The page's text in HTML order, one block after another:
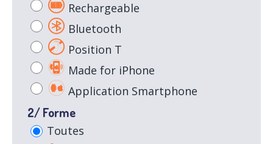
Rechargeable
Bluetooth
Position T
Made for iPhone
Application Smartphone
2/ Forme
Toutes